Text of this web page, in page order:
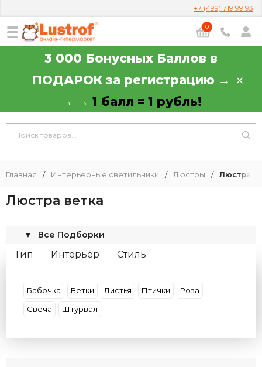
+7 (499) 719 99 93
0
3 000 Бонусных Баллов в
ПОДАРОК за регистрацию →
→ → 1 балл = 1 рубль!
Главная / Интерьерные светильники / Люстры / Люстра
Люстра ветка
Все Подборки
▼
Тип Интерьер
Стиль
Форма
Декор Цвет плафона
Цвет арматуры
Бабочка Ветки Листья Птички
Роза
Свеча
Штурвал